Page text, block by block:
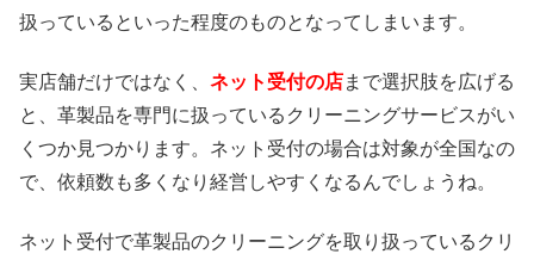
扱っているといった程度のものとなってしまいます。
実店舗だけではなく、 ネット受付の店まで選択肢を広げる
と、革製品を専門に扱っているクリーニングサービスがい
くつか見つかります。ネット受付の場合は対象が全国なの
で、依頼数も多くなり経営しやすくなるんでしょうね。
ネット受付で革製品のクリーニングを取り扱っているクリ